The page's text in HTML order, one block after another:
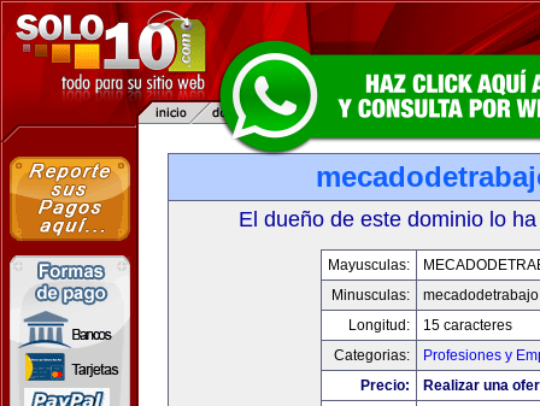
El dueño de este dominio lo
Mayusculas:
Minusculas:
Longitud:
15 caracteres
Categorias:
Profesiones y
Precio:
Realizar una